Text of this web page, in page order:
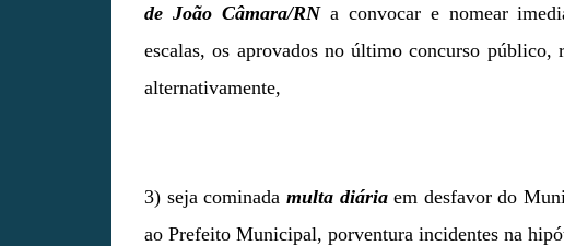
de João Câmara/RNa convocar e nomear
escalas, os aprovados no último concurso
alternativamente,
3) seja cominada multa diáriaem desfavor do
ao Prefeito Municipal, porventura incidentes na